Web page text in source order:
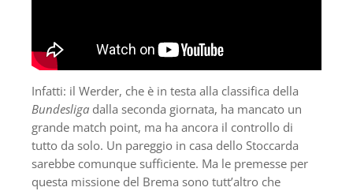
Infatti: il Werder, che è in testa alla classifica della
Bundesliga dalla seconda giornata, ha mancato un
grande match point, ma ha ancora il controllo di
tutto da solo. Un pareggio in casa dello Stoccarda
sarebbe comunque sufficiente. Ma le premesse per
questa missione del Brema sono tutt’altro che